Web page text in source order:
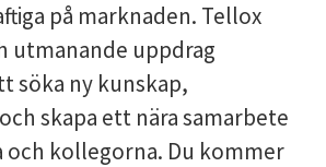
på marknaden. Tellox
utmanande uppdrag
söka ny kunskap,
skapa ett nära samarbete
och kollegorna. Du kommer